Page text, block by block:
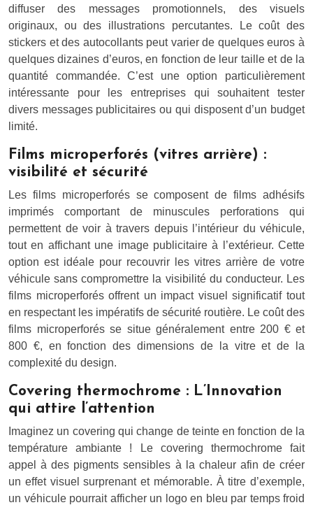
diffuser des messages promotionnels, des visuels
originaux, ou des illustrations percutantes. Le coût des
stickers et des autocollants peut varier de quelques euros à
quelques dizaines d’euros, en fonction de leur taille et de la
quantité commandée. C’est une option particulièrement
intéressante pour les entreprises qui souhaitent tester
divers messages publicitaires ou qui disposent d’un budget
limité.
Films microperforés (vitres arrière) :
visibilité et sécurité
Les films microperforés se composent de films adhésifs
imprimés comportant de minuscules perforations qui
permettent de voir à travers depuis l’intérieur du véhicule,
tout en affichant une image publicitaire à l’extérieur. Cette
option est idéale pour recouvrir les vitres arrière de votre
véhicule sans compromettre la visibilité du conducteur. Les
films microperforés offrent un impact visuel significatif tout
en respectant les impératifs de sécurité routière. Le coût des
films microperforés se situe généralement entre 200 € et
800 €, en fonction des dimensions de la vitre et de la
complexité du design.
Covering thermochrome : L’Innovation
qui attire l’attention
Imaginez un covering qui change de teinte en fonction de la
température ambiante ! Le covering thermochrome fait
appel à des pigments sensibles à la chaleur afin de créer
un effet visuel surprenant et mémorable. À titre d’exemple,
un véhicule pourrait afficher un logo en bleu par temps froid